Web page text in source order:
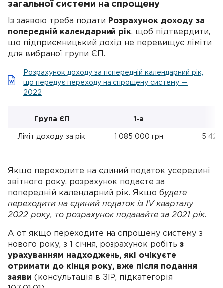
загальної системи на спрощену
Із заявою треба подати Розрахунок доходу за
попередній календарний рік, щоб підтвердити,
що підприємницький дохід не перевищує ліміти
для вибраної групи ЄП.
Розрахунок доходу за попередній календарний рік,
що передує переходу на спрощену систему —
2022
Група ЄП 1-а
Ліміт доходу за рік 1 085 000 грн 5 421
Якщо переходите на єдиний податок усередині
звітного року, розрахунок подаєте за
попередній календарний рік. Якщо будете
переходити на єдиний податок із ІV кварталу
2022 року, то розрахунок подавайте за 2021 рік.
А от якщо переходите на спрощену систему з
нового року, з 1 січня, розрахунок робіть з
урахуванням надходжень, які очікуєте
отримати до кінця року, вже після подання
заяви (консультація в ЗІР, підкатегорія